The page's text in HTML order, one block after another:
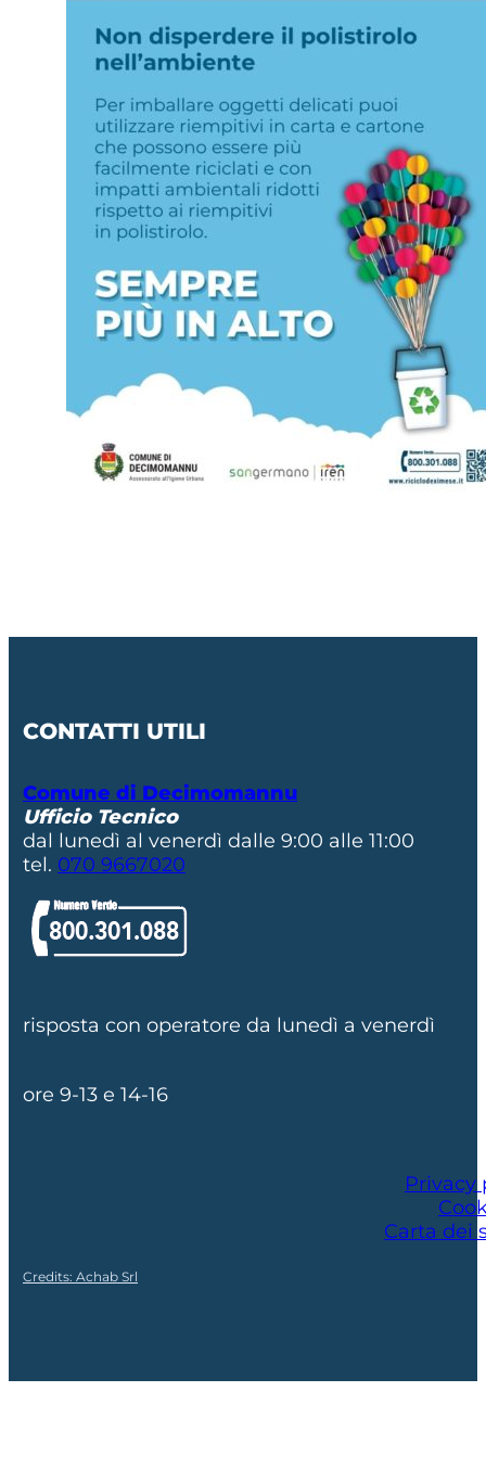
CONTATTI UTILI
Comune di Decimomannu
Ufficio Tecnico
dal lunedì al venerdì dalle 9:00 alle 11:00
tel. 070 9667020
risposta con operatore da lunedì a venerdì
ore 9-13 e 14-16
Privacy
Carta dei
Credits: Achab Srl